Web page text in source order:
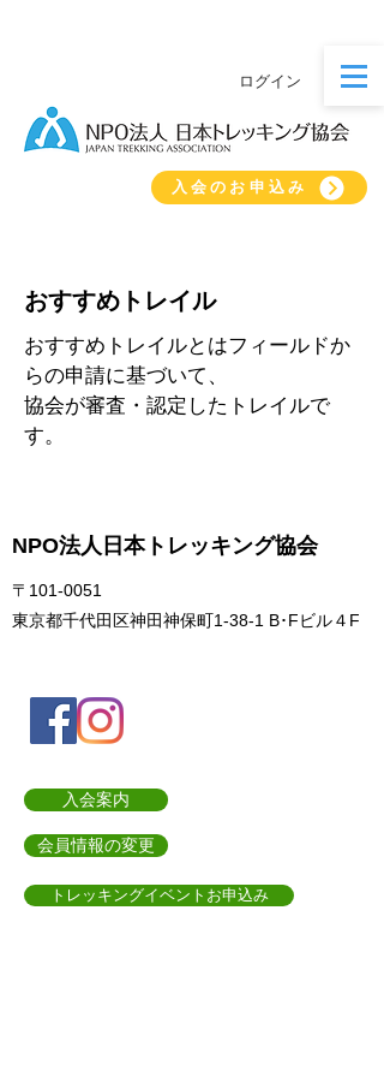
ログイン
入会のお申込み
おすすめトレイル
おすすめトレイルとはフィールドか
らの申請に基づいて、
協会が審査・認定したトレイルで
す。
NPO法人日本トレッキング協会
〒101-0051
東京都千代田区神田神保町1-38-1 B･Fビル４F
入会案内
会員情報の変更
トレッキングイベントお申込み